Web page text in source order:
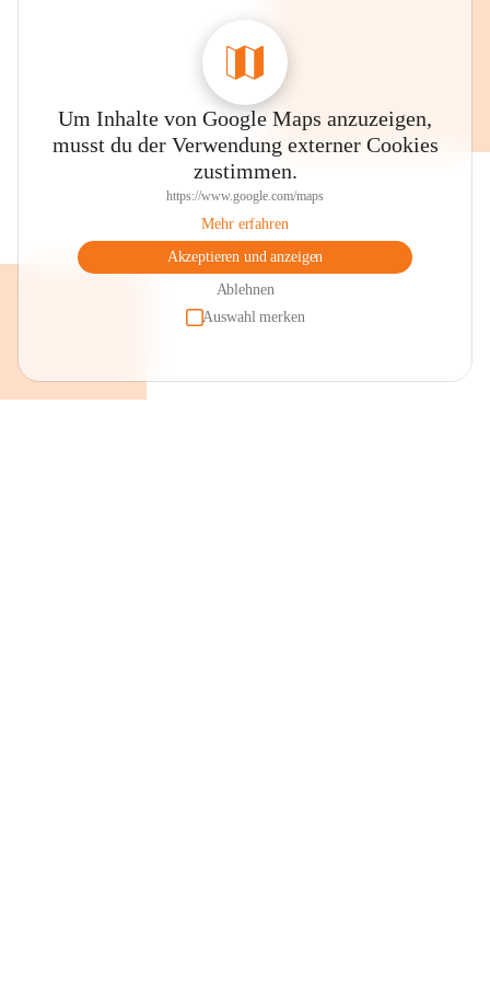
Um Inhalte von Google Maps anzuzeigen,
musst du der Verwendung externer Cookies
zustimmen.
https://www.google.com/maps
Mehr erfahren
Akzeptieren und anzeigen
Ablehnen
Auswahl merken